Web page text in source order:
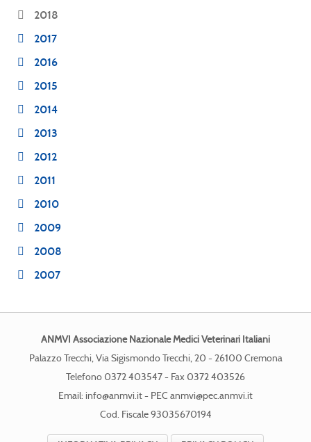
2018
2017
2016
2015
2014
2013
2012
2011
2010
2009
2008
2007
ANMVI Associazione Nazionale Medici Veterinari Italiani
Palazzo Trecchi, Via Sigismondo Trecchi, 20 - 26100 Cremona
Telefono 0372 403547 - Fax 0372 403526
Email: info@anmvi.it- PEC anmvi@pec.anmvi.it
Cod. Fiscale 93035670194